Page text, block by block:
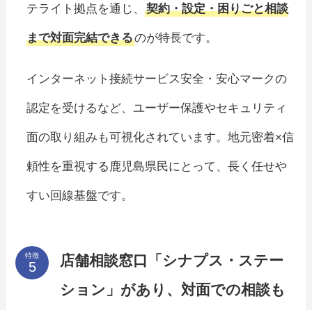
テライト拠点を通じ、契約・設定・困りごと相談
まで対面完結できるのが特長です。
インターネット接続サービス安全・安心マークの
認定を受けるなど、ユーザー保護やセキュリティ
面の取り組みも可視化されています。地元密着×信
頼性を重視する鹿児島県民にとって、長く任せや
すい回線基盤です。
特徴
店舗相談窓口「シナプス・ステー
ション」があり、対面での相談も